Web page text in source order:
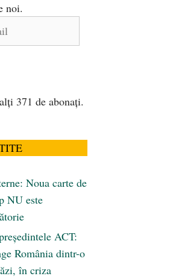
noi.
371 de abonați.
Noua carte de
NU este
ACT:
România dintr-o
în criza